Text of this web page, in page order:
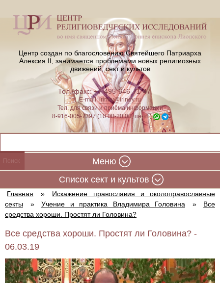
Центр создан по благословению Святейшего Патриарха
Алексия II, занимается проблемами новых религиозных
движений, сект и культов
Тел./факс: +7-495-646-71-47
E-mail:iriney@iriney.ru
Тел. для связи и приёма информации
8-916-005-7397 (10:00-20:00, пн-пт)
Меню
Cписок сект и культов
Главная »
Искажение православия и околоправославные
секты
» Учение и практика Владимира Головина »
Все
средства хороши. Простят ли Головина?
Все средства хороши. Простят ли Головина? -
06.03.19